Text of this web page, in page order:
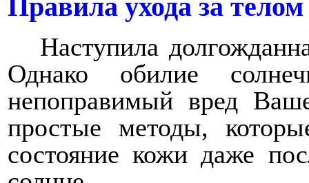
Правила ухода за телом
Наступила
Однако обилие
непоправимый вред
простые методы,
состояние кожи даже